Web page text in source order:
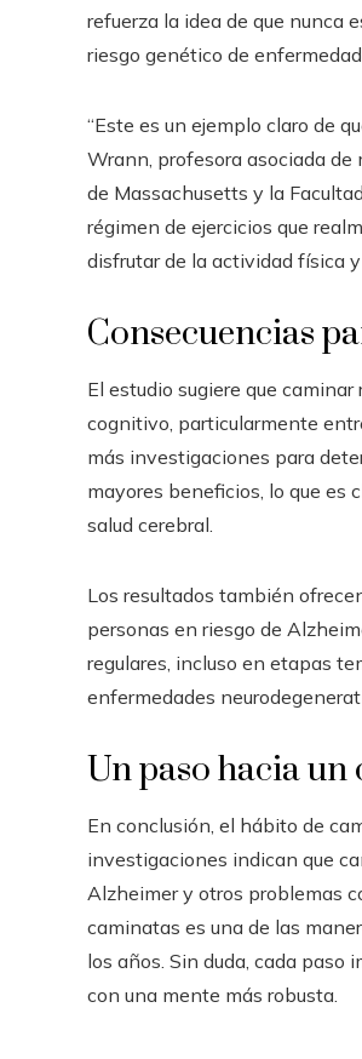
refuerza la idea de que nunca
riesgo genético de
“Este es un ejemplo claro de
Wrann, profesora asociada
de Massachusetts y la
régimen de ejercicios que
disfrutar de la actividad física
Consecuencias
El estudio sugiere que
cognitivo, particularmente
más investigaciones para
mayores beneficios, lo que es
salud cerebral.
Los resultados también
personas en riesgo de
regulares, incluso en etapas
enfermedades
Un paso hacia un
En conclusión, el hábito de
investigaciones indican que
Alzheimer y otros problemas
caminatas es una de las
los años. Sin duda, cada paso
con una mente más robusta.